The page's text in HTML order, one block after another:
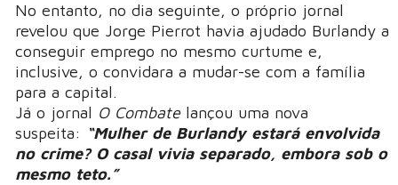
No entanto, no dia seguinte, o próprio jornal
revelou que Jorge Pierrot havia ajudado Burlandy a
conseguir emprego no mesmo curtume e,
inclusive, o convidara a mudar-se com a família
para a capital.
Já o jornal O Combatelançou uma nova
suspeita:
“Mulher de Burlandy estará envolvida
no crime? O casal vivia separado, embora sob o
mesmo teto.”